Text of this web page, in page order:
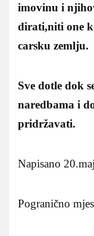
imovinu i
dirati,niti one
carsku zemlju.
Sve dotle dok
naredbama i
pridržavati.
Napisano
Pogranično